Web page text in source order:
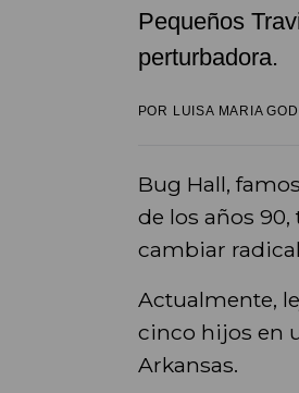
Pequeños
perturbadora.
POR LUISA MARIA
Bug Hall,
de los años
cambiar
Actualmente,
cinco hijos en
Arkansas.